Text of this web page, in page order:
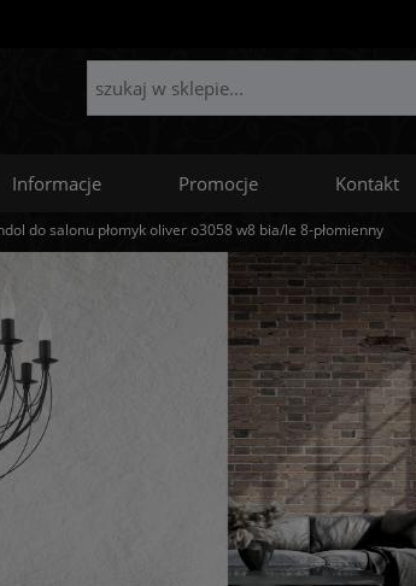
Informacje Promocje Kontakt
do salonu płomyk oliver o3058 w8 bia/le 8-płomienny